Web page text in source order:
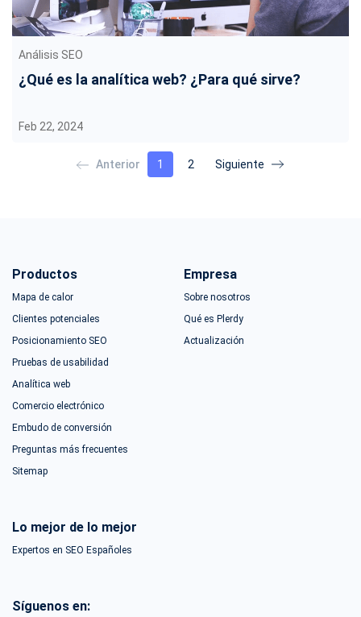
Análisis SEO
¿Qué es la analítica web? ¿Para qué sirve?
Feb 22, 2024
1 2
Productos
Mapa de calor
Clientes potenciales
Posicionamiento SEO
Pruebas de usabilidad
Analítica web
Comercio electrónico
Embudo de conversión
Preguntas más frecuentes
Sitemap
Empresa
Sobre nosotros
Qué es Plerdy
Actualización
Lo mejor de lo mejor
Expertos en SEO Españoles
Síguenos en: